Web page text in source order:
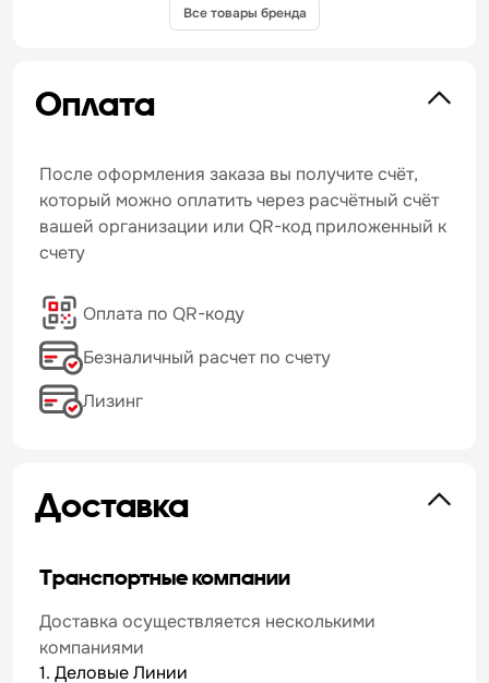
Все товары бренда
Оплата
После оформления заказа вы получите счёт,
который можно оплатить через расчётный счёт
вашей организации или QR-код приложенный к
счету
Оплата по QR-коду
Безналичный расчет по счету
Лизинг
Доставка
Транспортные компании
Доставка осуществляется несколькими
компаниями
1. Деловые Линии